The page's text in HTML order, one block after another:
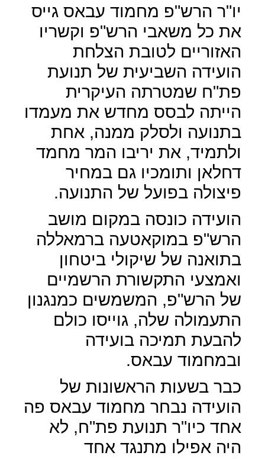
יו"ר הרש"פ מחמוד עבאס גייס
את כל משאבי הרש"פ וקשריו
האזוריים לטובת הצלחת
הועידה השביעית של תנועת
פת"ח שמטרתה העיקרית
הייתה לבסס מחדש את מעמדו
בתנועה ולסלק ממנה, אחת
ולתמיד, את יריבו המר מחמד
דחלאן ותומכיו גם במחיר
פיצולה בפועל של התנועה.
הועידה כונסה במקום מושב
הרש"פ במוקאטעה ברמאללה
בתואנה של שיקולי ביטחון
ואמצעי התקשורת הרשמיים
של הרש"פ, המשמשים כמנגנון
התעמולה שלה, גוייסו כולם
להבעת תמיכה בועידה
ובמחמוד עבאס.
כבר בשעות הראשונות של
הועידה נבחר מחמוד עבאס פה
אחד כיו"ר תנועת פת"ח, לא
היה אפילו מתנגד אחד